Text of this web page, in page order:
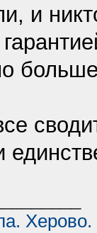
и
Херово.